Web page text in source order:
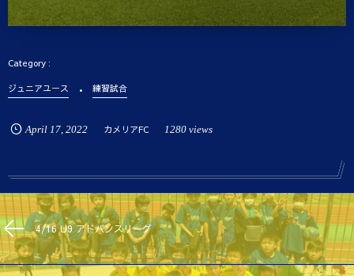
ジュニアユース 練習試合
April 17, 2022 カメリアFC 1280 views
4/16 U9 アドバンスリーグ